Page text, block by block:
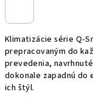
Klimatizácie série Q-
prepracovaným do
prevedenia,
dokonale zapadnú do
ich štýl.